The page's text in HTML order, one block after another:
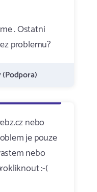
. Ostatni
problemu?
nebo
je pouze
nebo
:-(